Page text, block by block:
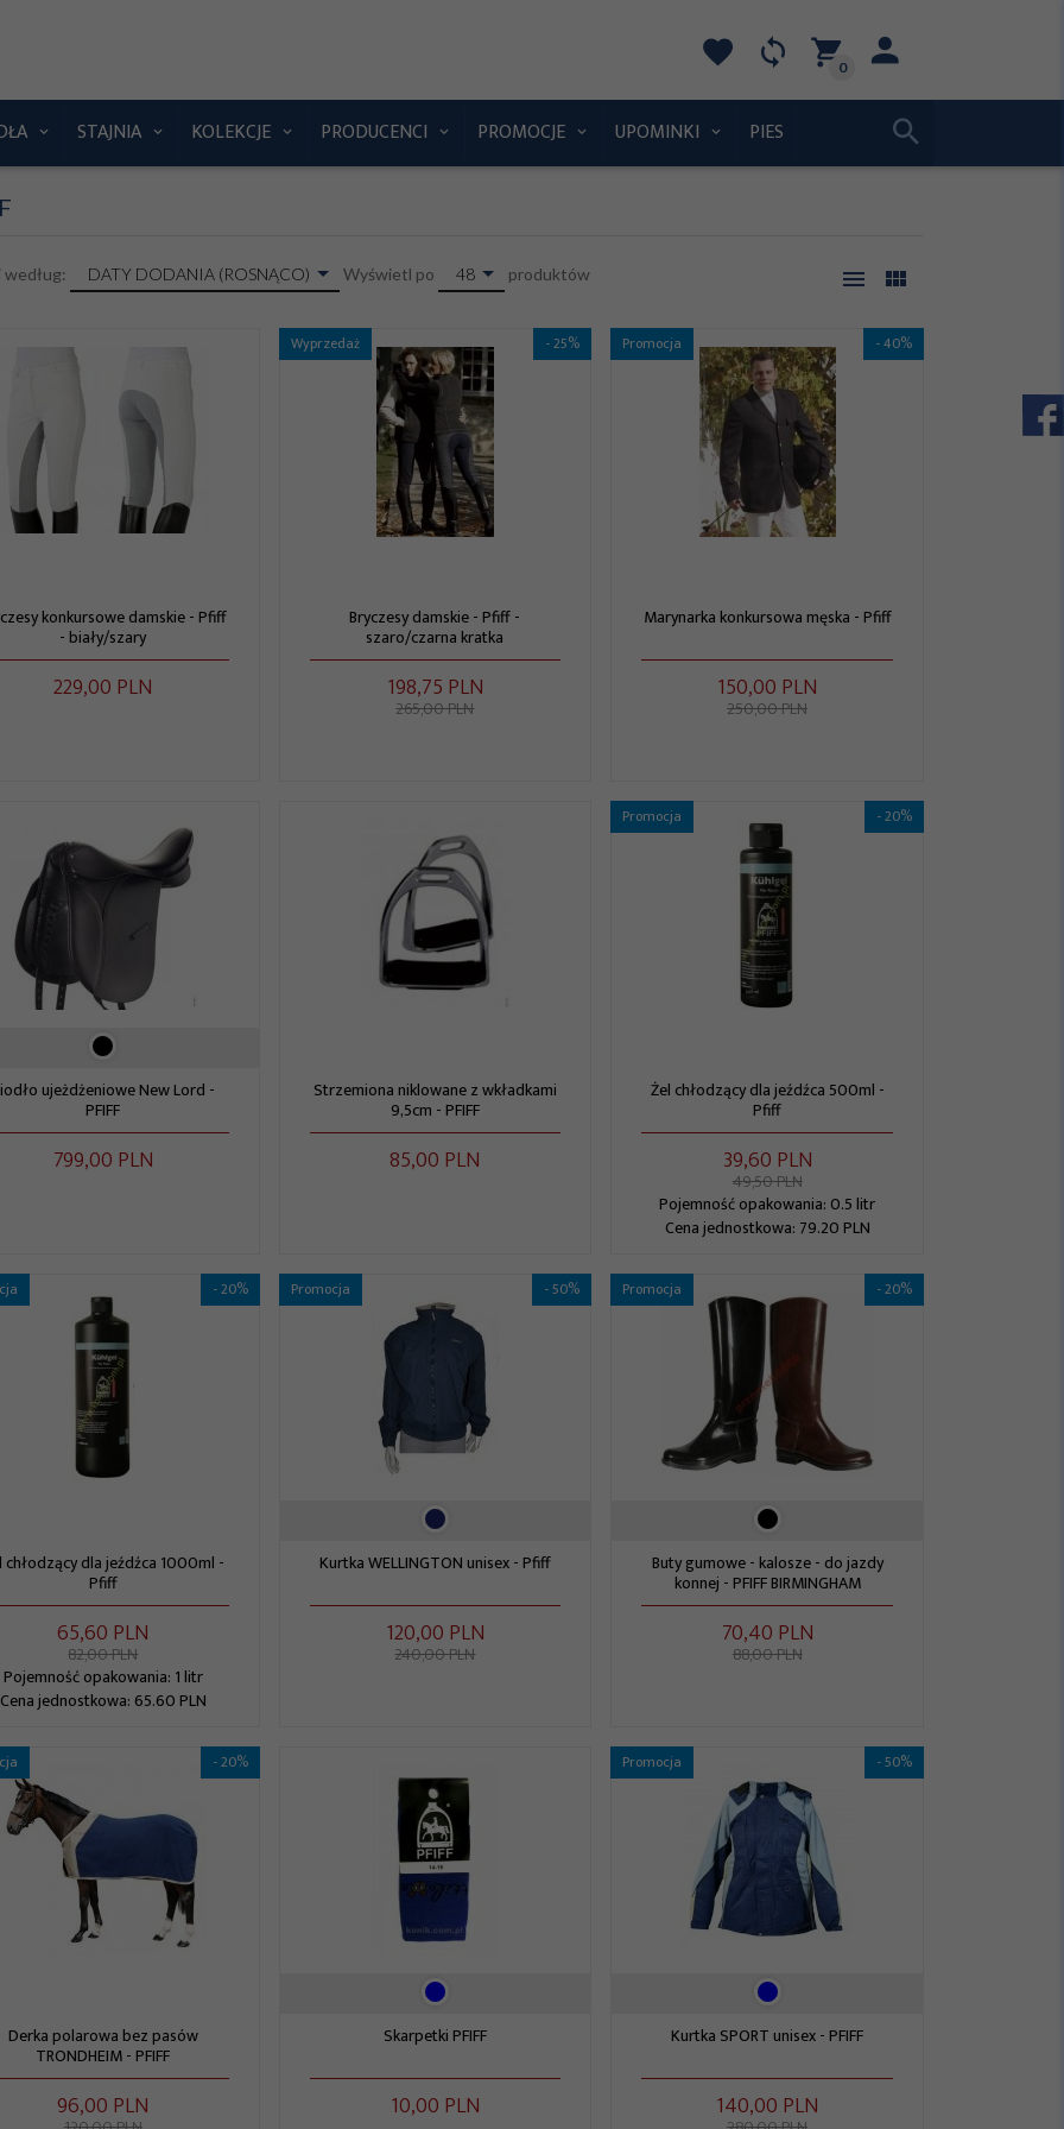
0
STAJNIA KOLEKCJE PRODUCENCI PROMOCJE UPOMINKI PIES
sortDATY DODANIA (ROSNĄCO) Wyświetl po pop48 produktów
konkursowe damskie - Pfiff
- biały/szary
229,00 PLN
Wyprzedaż - 25%
Bryczesy damskie - Pfiff -
szaro/czarna kratka
198,75 PLN
265,00 PLN
Promocja - 40%
Marynarka konkursowa męska - Pfiff
150,00 PLN
250,00 PLN
ujeżdżeniowe New Lord -
PFIFF
799,00 PLN
Strzemiona niklowane z wkładkami
9,5cm - PFIFF
85,00 PLN
Promocja - 20%
Żel chłodzący dla jeźdźca 500ml -
Pfiff
39,60 PLN
49,50 PLN
Pojemność opakowania: 0.5 litr
Cena jednostkowa: 79.20 PLN
- 20%
chłodzący dla jeźdźca 1000ml -
Pfiff
65,60 PLN
82,00 PLN
Pojemność opakowania: 1 litr
Cena jednostkowa: 65.60 PLN
Promocja - 50%
Kurtka WELLINGTON unisex - Pfiff
120,00 PLN
240,00 PLN
Promocja - 20%
Buty gumowe - kalosze - do jazdy
konnej - PFIFF BIRMINGHAM
70,40 PLN
88,00 PLN
- 20%
Derka polarowa bez pasów
TRONDHEIM - PFIFF
96,00 PLN
Skarpetki PFIFF
10,00 PLN
Promocja - 50%
Kurtka SPORT unisex - PFIFF
140,00 PLN